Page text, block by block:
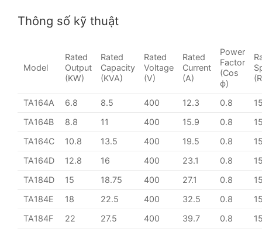
Thông số kỹ thuật
Model
Rated
Output
(KW)
Rated
Capacity
(KVA)
Rated
Voltage
(V)
Rated
Current
(A)
Power
Factor
(Cos
ϕ)
TA164A 6.8 8.5 400 12.3 0.8
TA164B
8.8 11 400 15.9 0.8
TA164C
10.8 13.5 400 19.5 0.8
TA164D
12.8 16 400 23.1 0.8
TA184D
15 18.75 400 27.1 0.8
TA184E
18 22.5 400 32.5 0.8
TA184F
22 27.5 400 39.7 0.8